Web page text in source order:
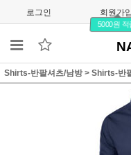
로그인 회원가입
5000원 적
Shirts-반팔셔츠/남방> Shirts-반